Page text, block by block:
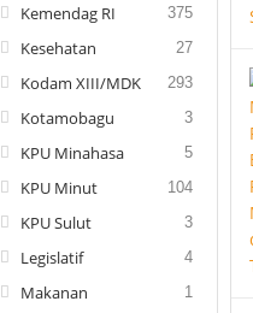
Kemendag RI 375
Kesehatan 27
Kodam XIII/MDK 293
Kotamobagu 3
KPU Minahasa 5
KPU Minut 104
KPU Sulut 3
Legislatif 4
Makanan 1